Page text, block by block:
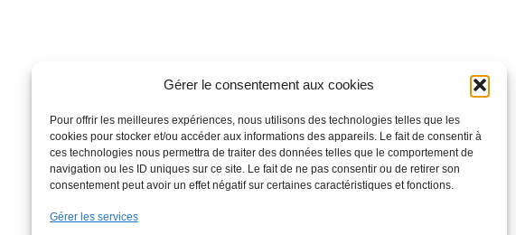
Gérer le consentement aux cookies
Pour offrir les meilleures expériences, nous utilisons des technologies telles que les
cookies pour stocker et/ou accéder aux informations des appareils. Le fait de consentir à
ces technologies nous permettra de traiter des données telles que le comportement de
navigation ou les ID uniques sur ce site. Le fait de ne pas consentir ou de retirer son
consentement peut avoir un effet négatif sur certaines caractéristiques et fonctions.
Gérer les services